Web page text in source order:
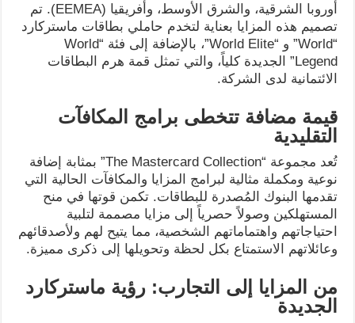
أوروبا الشرقية، والشرق الأوسط، وأفريقيا (EEMEA). تم
تصميم هذه المزايا بعناية لتخدم حاملي بطاقات ماستركارد
“World” و “World Elite”، بالإضافة إلى فئة “World
Legend” الجديدة كلياً، والتي تمثل قمة هرم البطاقات
الائتمانية لدى الشركة.
قيمة مضافة تتخطى برامج المكافآت
التقليدية
تُعد مجموعة “The Mastercard Collection” بمثابة إضافة
نوعية ومكملة مثالية لبرامج المزايا والمكافآت الحالية التي
تقدمها البنوك المُصدرة للبطاقات. تكمن قوتها في منح
المستهلكين وصولاً حصرياً إلى مزايا مصممة لتلبية
احتياجاتهم واهتماماتهم الشخصية، مما يتيح لهم ولأصدقائهم
وعائلاتهم الاستمتاع بكل لحظة وتحويلها إلى ذكرى مميزة.
من المزايا إلى التجارب: رؤية ماستركارد
الجديدة